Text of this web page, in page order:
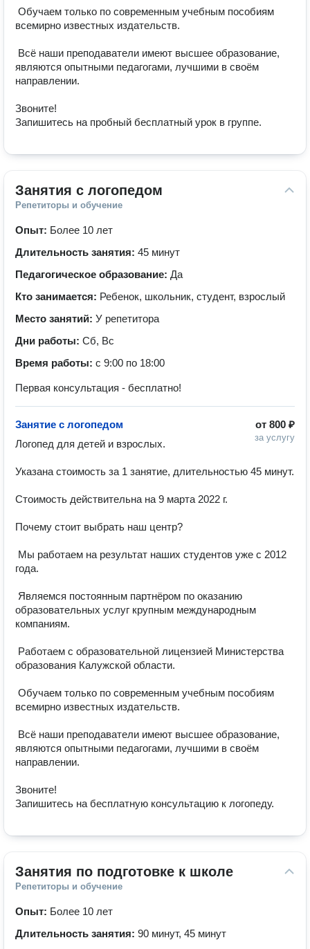
всемирно известных издательств.
являются опытными педагогами, лучшими в своём
направлении.
Звоните!
Занятия с логопедом
Репетиторы и обучение
Опыт: Более 10 лет
Длительность занятия: 45 минут
Педагогическое образование: Да
Кто занимается: Ребенок, школьник, студент, взрослый
Место занятий: У репетитора
Дни работы: Сб, Вс
Время работы: с 9:00 по 18:00
Первая консультация - бесплатно!
от 800 ₽
за услугу
Занятие с логопедом
Логопед для детей и взрослых.
Указана стоимость за 1 занятие, длительностью 45 минут.
Стоимость действительна на 9 марта 2022 г.
Почему стоит выбрать наш центр?
года.
образовательных услуг крупным международным
компаниям.
образования Калужской области.
всемирно известных издательств.
являются опытными педагогами, лучшими в своём
направлении.
Звоните!
Запишитесь на бесплатную консультацию к логопеду.
Занятия по подготовке к школе
Репетиторы и обучение
Опыт: Более 10 лет
Длительность занятия: 90 минут, 45 минут